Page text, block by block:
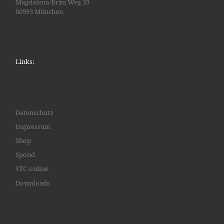
Magdalena-Bräu Weg 39
80993 München
Links:
Datenschutz
Impressum
Shop
Spond
STC-online
Downloads